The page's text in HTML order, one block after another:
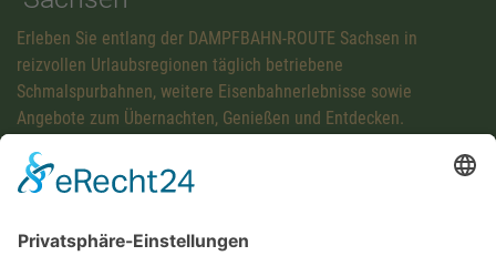
Erleben Sie entlang der DAMPFBAHN-ROUTE Sachsen in
reizvollen Urlaubsregionen täglich betriebene
Schmalspurbahnen, weitere Eisenbahnerlebnisse sowie
Angebote zum Übernachten, Genießen und Entdecken.